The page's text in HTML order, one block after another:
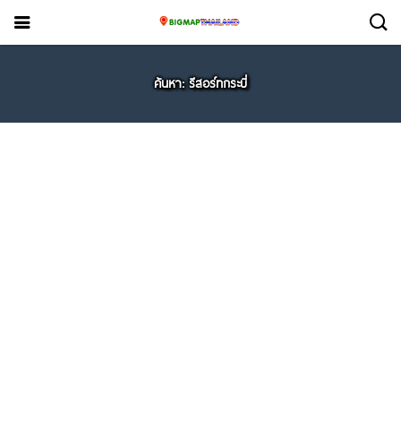
ค้นหา: รีสอร์ทกระบี่